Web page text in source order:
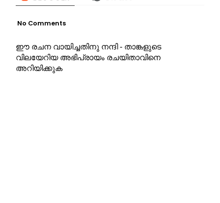
No Comments
ഈ രചന വായിച്ചതിനു നന്ദി - താങ്കളുടെ
വിലയേറിയ അഭിപ്രായം രചയിതാവിനെ
അറിയിക്കുക